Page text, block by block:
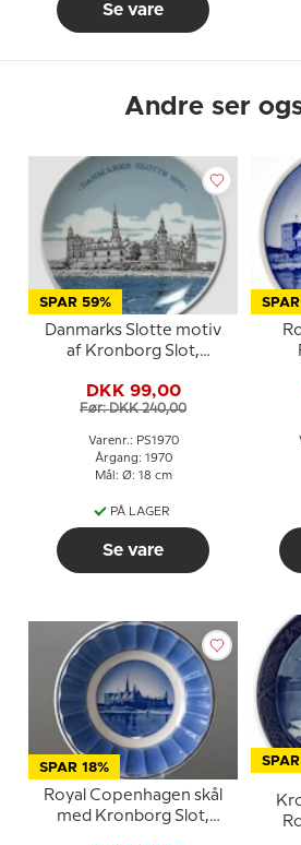
Se vare
Andre ser
SPAR 59%
Danmarks Slotte motiv
af Kronborg Slot,
DKK 99,00
Før: DKK 240,00
Varenr.: PS1970
Årgang: 1970
Mål: Ø: 18 cm
PÅ LAGER
Se vare
SPAR 18%
Royal Copenhagen skål
med Kronborg Slot,